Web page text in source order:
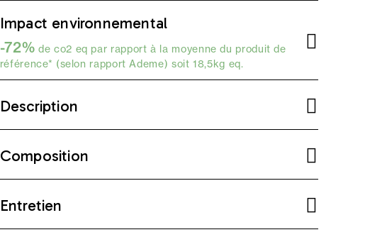
Impact environnemental
-72% de co2 eq par rapport à la moyenne du produit de
référence* (selon rapport Ademe) soit 18,5kg eq.
Description
Composition
Entretien